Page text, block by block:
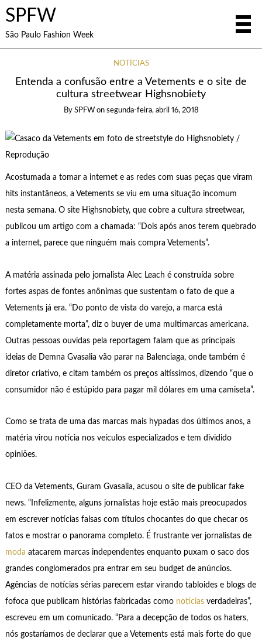
SPFW
São Paulo Fashion Week
NOTÍCIAS
Entenda a confusão entre a Vetements e o site de
cultura streetwear Highsnobiety
By SPFW on segunda-feira, abril 16, 2018
Acostumada a tomar a internet e as redes com suas peças que viram
hits instantâneos, a Vetements se viu em uma situação incomum
nesta semana. O site Highsnobiety, que cobre a cultura streetwear,
publicou um artigo com a chamada: “Dois após anos terem quebrado
a internet, parece que ninguém mais compra Vetements”.
A matéria assinada pelo jornalista Alec Leach é construída sobre
fortes aspas de fontes anônimas que sustentam o fato de que a
Vetements já era. “Do ponto de vista do varejo, a marca está
completamente morta”, diz o buyer de uma multimarcas americana.
Outras pessoas ouvidas pela reportagem falam que as principais
ideias de Demna Gvasalia vão parar na Balenciaga, onde também é
diretor criativo, e citam também os preços altíssimos, dizendo “que o
consumidor não é estúpido para pagar mil dólares em uma camiseta”.
Como se trata de uma das marcas mais hypadas dos últimos anos, a
matéria virou notícia nos veículos especializados e tem dividido
opiniões.
CEO da Vetements, Guram Gvasalia, acusou o site de publicar fake
news. “Infelizmente, alguns jornalistas hoje estão mais preocupados
em escrever notícias falsas com títulos chocantes do que checar os
fatos e mostrar o panorama completo. É frustrante ver jornalistas de
moda atacarem marcas independentes enquanto puxam o saco dos
grandes conglomerados pra entrar em seu budget de anúncios.
Agências de notícias sérias parecem estar virando tabloides e blogs de
fofoca que publicam histórias fabricadas como notíciasverdadeiras”,
escreveu em um comunicado. “Para a decepção de todos os haters,
nós gostaríamos de declarar que a Vetements está mais forte do que